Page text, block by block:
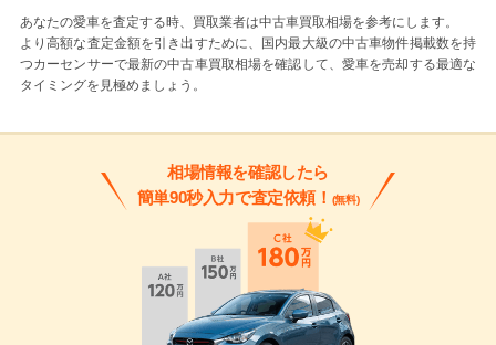
あなたの愛車を査定する時、買取業者は中古車買取相場を参考にします。
より高額な査定金額を引き出すために、国内最大級の中古車物件掲載数を持
つカーセンサーで最新の中古車買取相場を確認して、愛車を売却する最適な
タイミングを見極めましょう。
相場情報を確認したら
簡単90秒入力で査定依頼！ (無料)